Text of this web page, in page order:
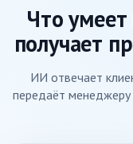
Что
получает
ИИ отвечает
передаёт менеджеру